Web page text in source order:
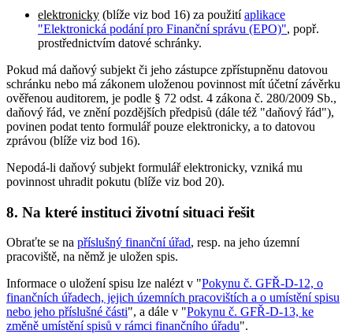
elektronicky (blíže viz bod 16) za použitíaplikace
"Elektronická podání pro Finanční správu (EPO)", popř.
prostřednictvím datové schránky.
Pokud má daňový subjekt či jeho zástupce zpřístupněnu datovou
schránku nebo má zákonem uloženou povinnost mít účetní závěrku
ověřenou auditorem, je podle § 72 odst. 4 zákona č. 280/2009 Sb.,
daňový řád, ve znění pozdějších předpisů (dále též "daňový řád"),
povinen podat tento formulář pouze elektronicky, a to datovou
zprávou (blíže viz bod 16).
Nepodá-li daňový subjekt formulář elektronicky, vzniká mu
povinnost uhradit pokutu (blíže viz bod 20).
8. Na které instituci životní situaci řešit
Obraťte se na příslušný finanční úřad, resp. na jeho územní
pracoviště, na němž je uložen spis.
Informace o uložení spisu lze nalézt v "Pokynu č. GFŘ-D-12, o
finančních úřadech, jejich územních pracovištích a o umístění spisu
nebo jeho příslušné části", a dále v "Pokynu č. GFŘ-D-13, ke
změně umístění spisů v rámci finančního úřadu".